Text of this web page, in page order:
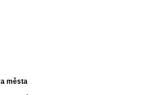
města